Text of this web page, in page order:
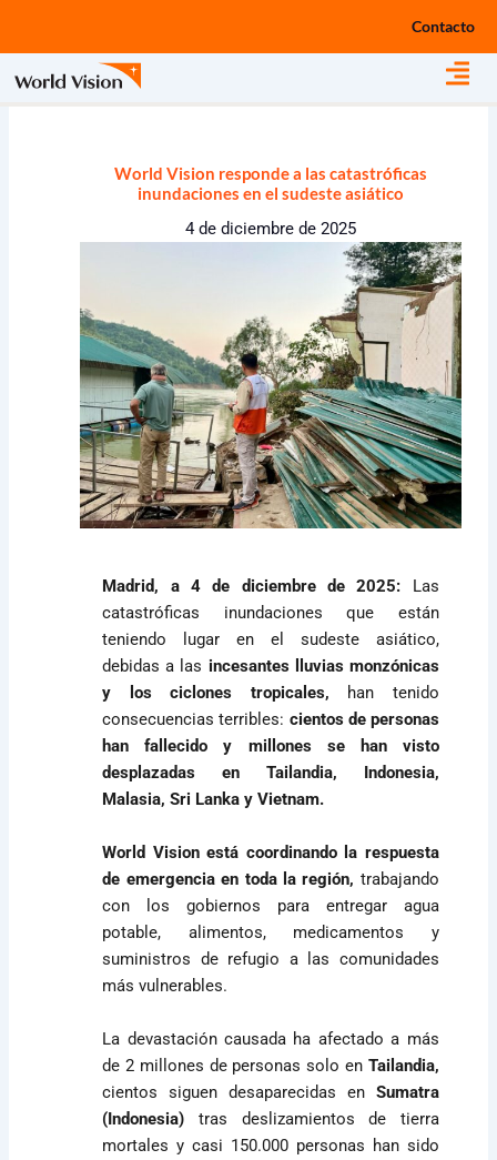
Contacto
World Vision responde a las catastróficas
inundaciones en el sudeste asiático
4 de diciembre de 2025
Madrid, a 4 de diciembre de 2025: Las
catastróficas inundaciones que están
teniendo lugar en el sudeste asiático,
debidas a las incesantes lluvias monzónicas
y los ciclones tropicales,
han tenido
consecuencias terribles: cientos de personas
han fallecido y millones se han visto
desplazadas en Tailandia, Indonesia,
Malasia, Sri Lanka y Vietnam.
World Vision está coordinando la respuesta
de emergencia en toda la región, trabajando
con los gobiernos para entregar agua
potable, alimentos, medicamentos y
suministros de refugio a las comunidades
más vulnerables.
La devastación causada ha afectado a más
de 2 millones de personas solo enTailandia,
cientos siguen desaparecidas en Sumatra
(Indonesia) tras deslizamientos de tierra
mortales y casi 150.000 personas han sido